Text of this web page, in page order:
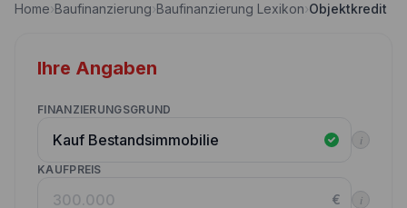
Nebenkostenrechner
Partner werden
Websitetools Baufinanzierung
Unsere Produktpartner
Home›Baufinanzierung›Baufinanzierung Lexikon›Objektkredit
Ihre Angaben
FINANZIERUNGSGRUND
i
KAUFPREIS
€ i